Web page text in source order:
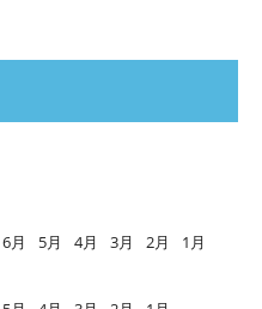
6月 5月 4月 3月 2月
1月